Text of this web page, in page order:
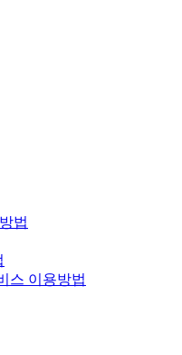
법
스 이용방법